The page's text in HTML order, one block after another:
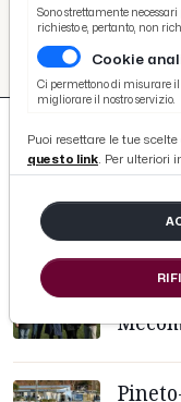
Sono strettamente
richiesto e, pertanto, non
Cookie
Ci permettono di misurare
migliorare il nostro servizio.
Puoi resettare le tue
questo link. Per ulteriori
Basket
Ciclismo